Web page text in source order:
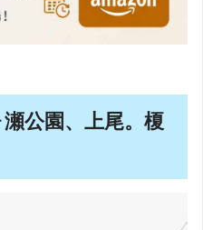
公園、上尾。榎